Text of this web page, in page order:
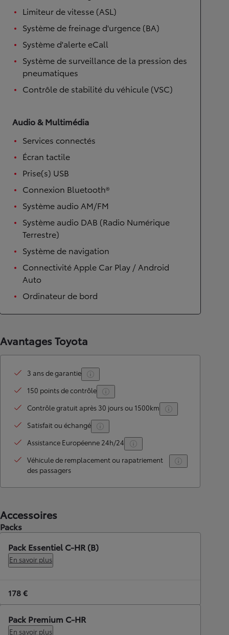
Limiteur de vitesse (ASL)
Système de freinage d'urgence (BA)
Système d'alerte eCall
Système de surveillance de la pression des
pneumatiques
Contrôle de stabilité du véhicule (VSC)
Audio & Multimédia
Services connectés
Écran tactile
Prise(s) USB
Connexion Bluetooth®
Système audio AM/FM
Système audio DAB (Radio Numérique
Terrestre)
Système de navigation
Connectivité Apple Car Play / Android
Auto
Ordinateur de bord
Avantages Toyota
3 ans de garantie
150 points de contrôle
Contrôle gratuit après 30 jours ou 1500km
Satisfait ou échangé
Assistance Européenne 24h/24
Véhicule de remplacement ou rapatriement
des passagers
Accessoires
Packs
Pack Essentiel C-HR (B)
En savoir plus
178 €
Pack Premium C-HR
En savoir plus